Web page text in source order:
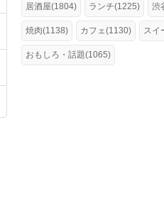
居酒屋(1804) ランチ(1225) 渋
焼肉(1138) カフェ(1130) スイ
おもしろ・話題(1065)